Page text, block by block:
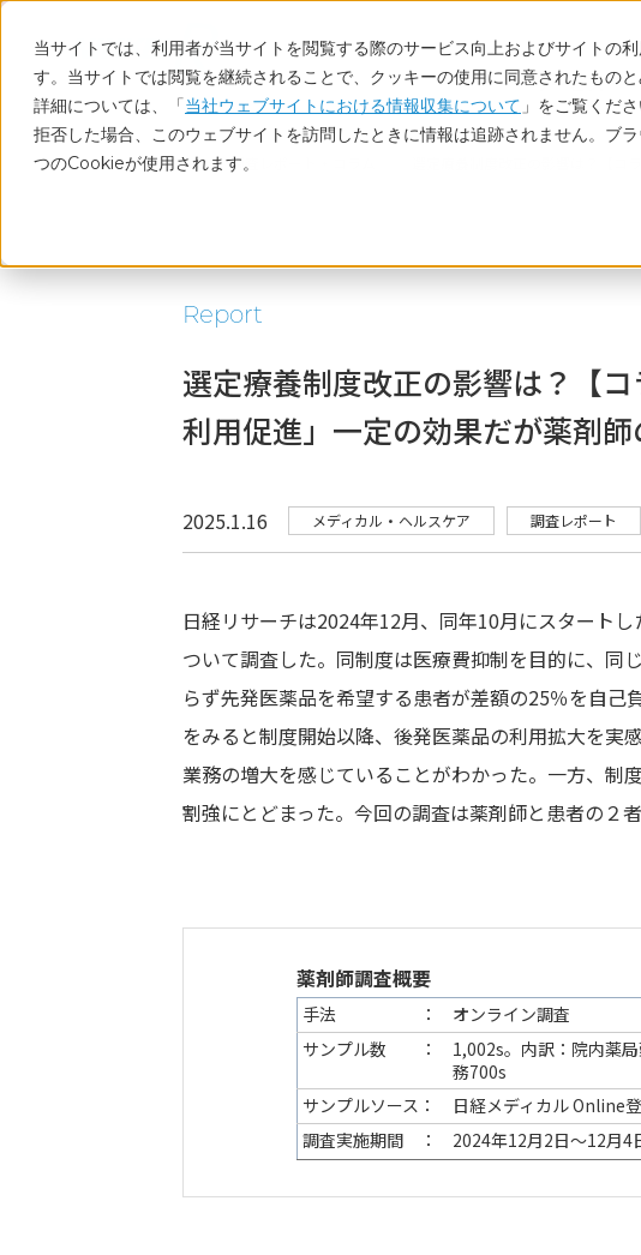
当サイトでは、利用者が当サイトを閲覧する際のサービス向上およびサイトの
す。当サイトでは閲覧を継続されることで、クッキーの使用に同意されたものと
詳細については、「当社ウェブサイトにおける情報収集について 」をご覧くださ
拒否した場合、このウェブサイトを訪問したときに情報は追跡されません。ブ
つのCookieが使用されます。
サービス
ホーム 調査レポート・コラム
Report
選定療養制度改正の影響は？【
利用促進」一定の効果だが薬剤
2025.1.16 メディカル・ヘルスケア 調査レポート
日経リサーチは2024年12月、同年10月にスタート
ついて調査した。同制度は医療費抑制を目的に、同
らず先発医薬品を希望する患者が差額の25％を自
をみると制度開始以降、後発医薬品の利用拡大を実
業務の増大を感じていることがわかった。一方、制
割強にとどまった。今回の調査は薬剤師と患者の２
薬剤師調査概要
手法 ：
オンライン調査
サンプル数 ：
1,002s。内訳：院内薬
務700s
サンプルソース：
日経メディカル Online
調査実施期間 ：
2024年12月2日～12月4